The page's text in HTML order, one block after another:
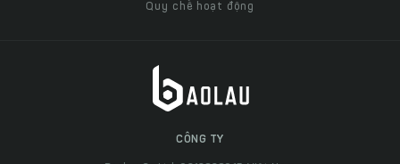
Quy chế hoạt động
CÔNG TY